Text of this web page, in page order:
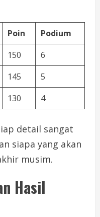
Poin
Podium
150
6
145
5
130 4
detail sangat
siapa yang akan
musim.
Hasil